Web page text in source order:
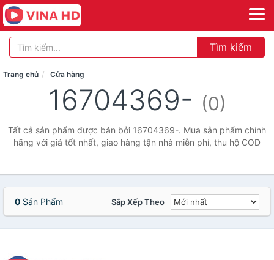
Tìm kiếm
Trang chủ Cửa hàng
16704369- (0)
Tất cả sản phẩm được bán bởi 16704369-. Mua sản phẩm chính
hãng với giá tốt nhất, giao hàng tận nhà miễn phí, thu hộ COD
0 Sản Phẩm Sắp Xếp Theo